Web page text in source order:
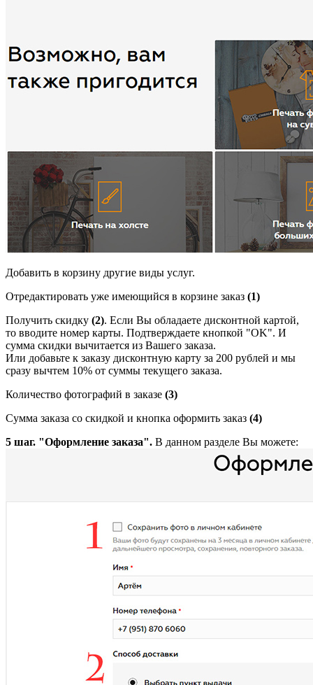
Добавить в корзину другие виды услуг.
Отредактировать уже имеющийся в корзине заказ (1)
Получить скидку (2). Если Вы обладаете дисконтной картой,
то вводите номер карты. Подтверждаете кнопкой "OK". И
сумма скидки вычитается из Вашего заказа.
Или добавьте к заказу дисконтную карту за 200 рублей и мы
сразу вычтем 10% от суммы текущего заказа.
Количество фотографий в заказе (3)
Сумма заказа со скидкой и кнопка оформить заказ (4)
5 шаг. "Оформление заказа". В данном разделе Вы можете: